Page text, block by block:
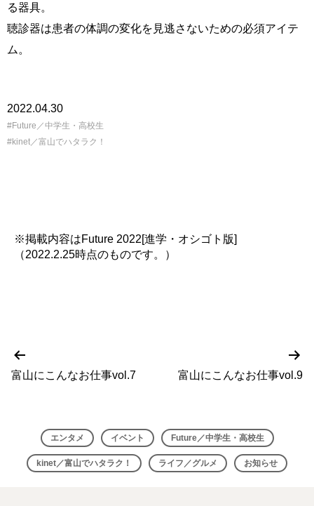
る器具。
聴診器は患者の体調の変化を見逃さないための必須アイテ
ム。
2022.04.30
Future／中学生・高校生
kinet／富山でハタラク！
※掲載内容はFuture 2022[進学・オシゴト版]
（2022.2.25時点のものです。）
投
稿
の
投
富山にこんなお仕事vol.7
次
の
富山にこんなお仕事vol.9
エンタメ イベント Future／中学生・高校生
kinet／富山でハタラク！ ライフ／グルメ お知らせ